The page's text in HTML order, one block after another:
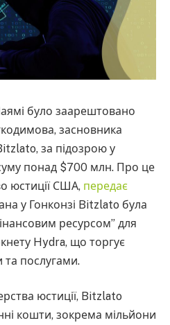
було заарештовано
засновника
за підозрою у
понад $700 млн. Про це
юстиції США, передає
у Гонконзі Bitzlato була
ресурсом” для
Hydra, що торгує
послугами.
юстиції, Bitzlato
кошти, зокрема мільйони